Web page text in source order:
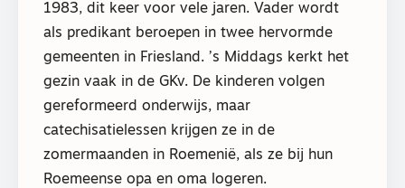
1983, dit keer voor vele jaren. Vader wordt
als predikant beroepen in twee hervormde
gemeenten in Friesland. ’s Middags kerkt het
gezin vaak in de GKv. De kinderen volgen
gereformeerd onderwijs, maar
catechisatielessen krijgen ze in de
zomermaanden in Roemenië, als ze bij hun
Roemeense opa en oma logeren.